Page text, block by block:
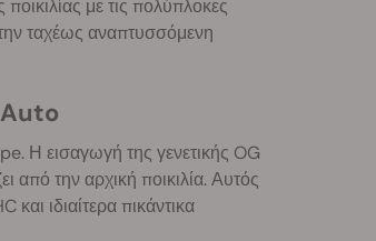
με τις πολύπλοκες
ταχέως αναπτυσσόμενη
Η εισαγωγή της γενετικής OG
από την αρχική ποικιλία. Αυτός
ιδιαίτερα πικάντικα